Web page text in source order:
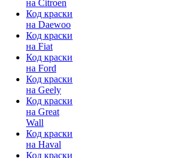
на Citroen
Код краски
на Daewoo
Код краски
на Fiat
Код краски
на Ford
Код краски
на Geely
Код краски
на Great
Wall
Код краски
на Haval
Код краски